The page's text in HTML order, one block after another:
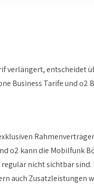
verlängert, entscheidet
Business Tarife und o2
o2 kann die Mobilfunk
nicht sichtbar
auch Zusatzleistungen